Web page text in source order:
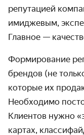
репутацией
имиджевым,
Главное —
Формирование
брендов (не
которые их
Необходимо
Клиентов нужно
картах,